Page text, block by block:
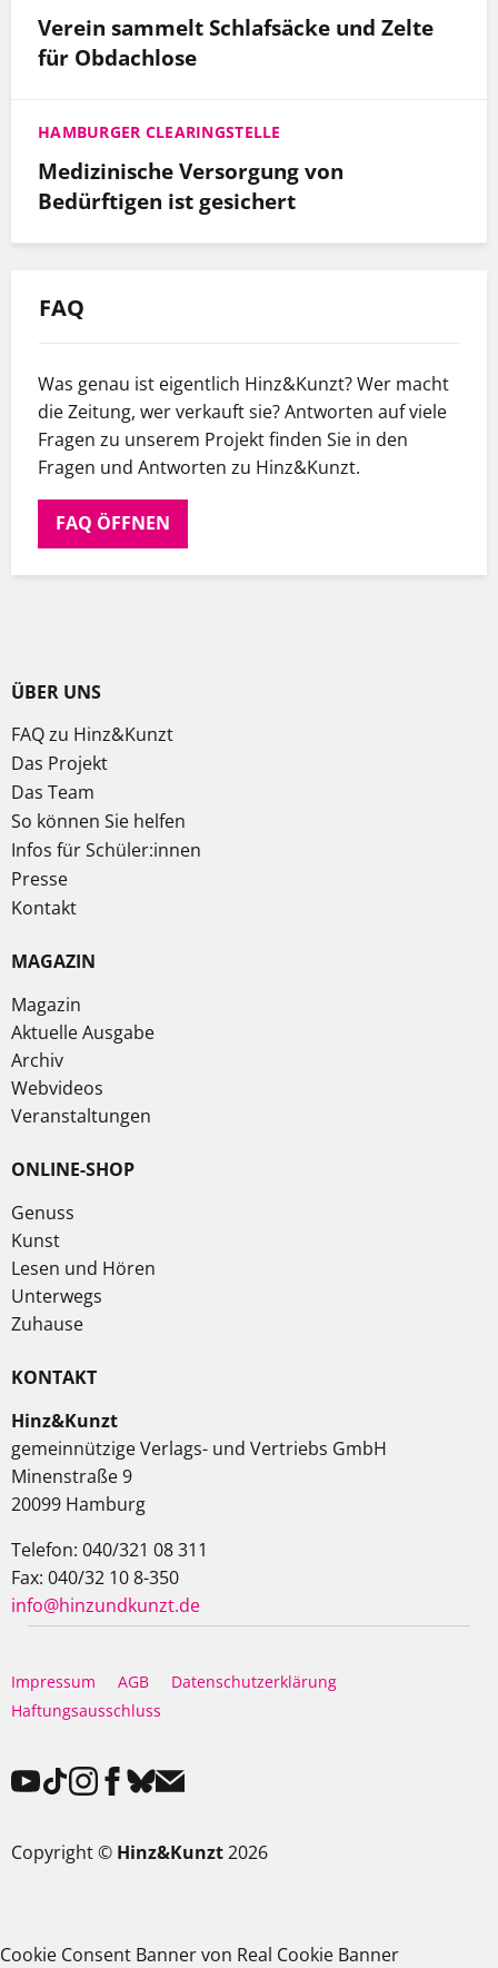
Verein sammelt Schlafsäcke und Zelte
für Obdachlose
HAMBURGER CLEARINGSTELLE
Medizinische Versorgung von
Bedürftigen ist gesichert
FAQ
Was genau ist eigentlich Hinz&Kunzt? Wer macht
die Zeitung, wer verkauft sie? Antworten auf viele
Fragen zu unserem Projekt finden Sie in den
Fragen und Antworten zu Hinz&Kunzt.
FAQ ÖFFNEN
ÜBER UNS
FAQ zu Hinz&Kunzt
Das Projekt
Das Team
So können Sie helfen
Infos für Schüler:innen
Presse
Kontakt
MAGAZIN
Magazin
Aktuelle Ausgabe
Archiv
Webvideos
Veranstaltungen
ONLINE-SHOP
Genuss
Kunst
Lesen und Hören
Unterwegs
Zuhause
KONTAKT
Hinz&Kunzt
gemeinnützige Verlags- und Vertriebs GmbH
Minenstraße 9
20099 Hamburg
Telefon: 040/321 08 311
Fax: 040/32 10 8-350
info@hinzundkunzt.de
Impressum AGB
Datenschutzerklärung
Haftungsausschluss
Copyright © Hinz&Kunzt2026
Cookie Consent Banner von Real Cookie Banner